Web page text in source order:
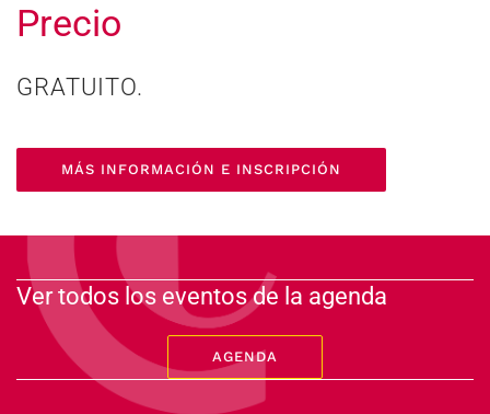
Precio
GRATUITO.
MÁS INFORMACIÓN E INSCRIPCIÓN
Ver todos los eventos de la agenda
AGENDA